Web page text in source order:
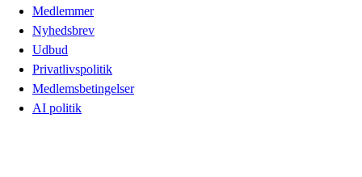
Medlemmer
Nyhedsbrev
Udbud
Privatlivspolitik
Medlemsbetingelser
AI politik